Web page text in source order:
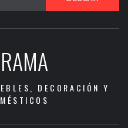
DECORACIÓN Y